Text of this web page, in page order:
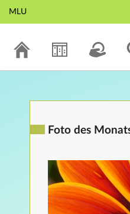
MLU
Foto des